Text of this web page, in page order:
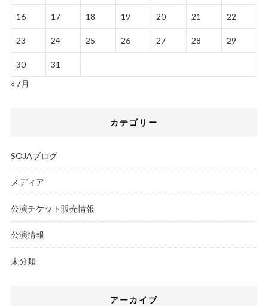
16 17 18 19 20 21 22
23 24 25 26 27 28 29
30
31
« 7月
カテゴリー
SOJAブログ
メディア
公演チケット販売情報
公演情報
未分類
アーカイブ